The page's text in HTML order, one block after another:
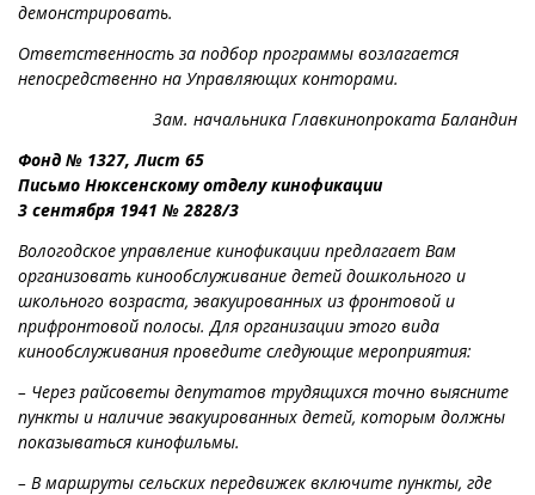
демонстрировать.
Ответственность за подбор программы возлагается
непосредственно на Управляющих конторами.
Зам. начальника Главкинопроката Баландин
Фонд № 1327, Лист 65
Письмо Нюксенскому отделу кинофикации
3 сентября 1941 № 2828/3
Вологодское управление кинофикации предлагает Вам
организовать кинообслуживание детей дошкольного и
школьного возраста, эвакуированных из фронтовой и
прифронтовой полосы. Для организации этого вида
кинообслуживания проведите следующие мероприятия:
– Через райсоветы депутатов трудящихся точно выясните
пункты и наличие эвакуированных детей, которым должны
показываться кинофильмы.
– В маршруты сельских передвижек включите пункты, где